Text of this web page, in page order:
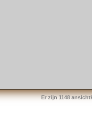
Er zijn 1148